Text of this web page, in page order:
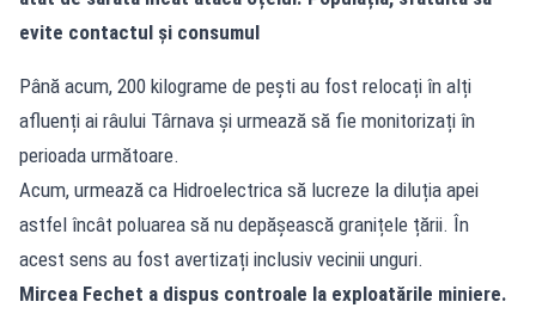
evite contactul și consumul
Până acum, 200 kilograme de peşti au fost relocați în alți
afluenți ai râului Târnava și urmează să fie monitorizați în
perioada următoare.
Acum, urmează ca Hidroelectrica să lucreze la diluția apei
astfel încât poluarea să nu depășească granițele țării. În
acest sens au fost avertizați inclusiv vecinii unguri.
Mircea Fechet a dispus controale la exploatările miniere.